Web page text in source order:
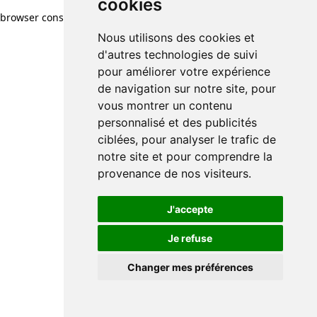
cookies
Nous utilisons des cookies et
d'autres technologies de suivi
pour améliorer votre expérience
de navigation sur notre site, pour
vous montrer un contenu
personnalisé et des publicités
ciblées, pour analyser le trafic de
notre site et pour comprendre la
provenance de nos visiteurs.
J'accepte
Je refuse
Changer mes préférences
browser console for more information)